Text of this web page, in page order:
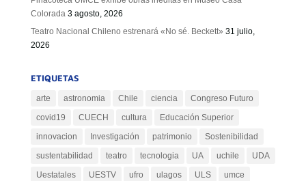
Colorada 3 agosto, 2026
Teatro Nacional Chileno estrenará «No sé. Beckett» 31 julio,
2026
ETIQUETAS
arte astronomia Chile ciencia
Congreso Futuro
covid19
CUECH cultura
Educación Superior
innovacion
Investigación patrimonio
Sostenibilidad
sustentabilidad
teatro tecnologia UA uchile
UDA
Uestatales
UESTV ufro ulagos ULS
umce